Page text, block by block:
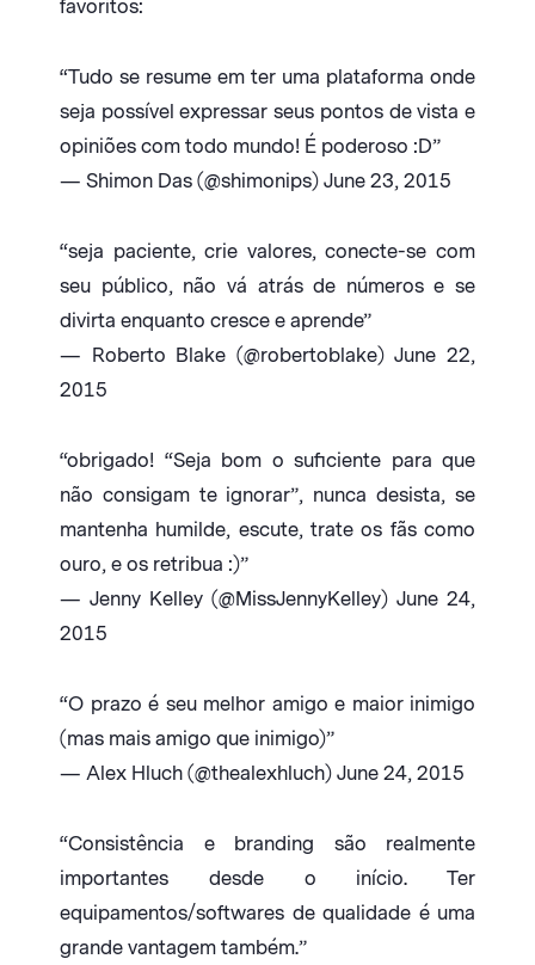
favoritos:
“Tudo se resume em ter uma plataforma onde
seja possível expressar seus pontos de vista e
opiniões com todo mundo! É poderoso :D”
— Shimon Das (@shimonips) June 23, 2015
“seja paciente, crie valores, conecte-se com
seu público, não vá atrás de números e se
divirta enquanto cresce e aprende”
— Roberto Blake (@robertoblake) June 22,
2015
“obrigado! “Seja bom o suficiente para que
não consigam te ignorar”, nunca desista, se
mantenha humilde, escute, trate os fãs como
ouro, e os retribua :)”
— Jenny Kelley (@MissJennyKelley) June 24,
2015
“O prazo é seu melhor amigo e maior inimigo
(mas mais amigo que inimigo)”
— Alex Hluch (@thealexhluch) June 24, 2015
“Consistência e branding são realmente
importantes desde o início. Ter
equipamentos/softwares de qualidade é uma
grande vantagem também.”